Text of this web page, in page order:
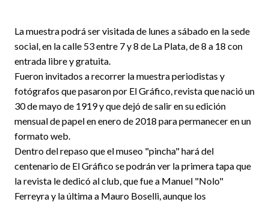
La muestra podrá ser visitada de lunes a sábado en la sede
social, en la calle 53 entre 7 y 8 de La Plata, de 8 a 18 con
entrada libre y gratuita.
Fueron invitados a recorrer la muestra periodistas y
fotógrafos que pasaron por El Gráfico, revista que nació un
30 de mayo de 1919 y que dejó de salir en su edición
mensual de papel en enero de 2018 para permanecer en un
formato web.
Dentro del repaso que el museo "pincha" hará del
centenario de El Gráfico se podrán ver la primera tapa que
la revista le dedicó al club, que fue a Manuel "Nolo"
Ferreyra y la última a Mauro Boselli, aunque los